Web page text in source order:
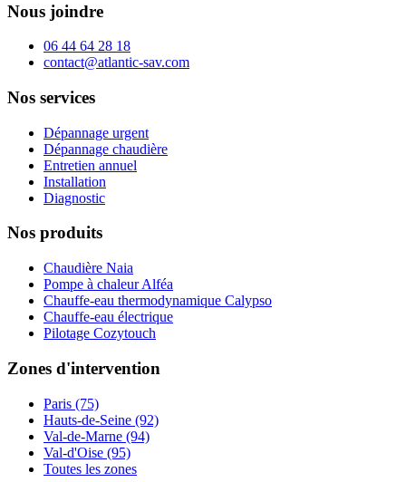
Nous joindre
06 44 64 28 18
contact@atlantic-sav.com
Nos services
Dépannage urgent
Dépannage chaudière
Entretien annuel
Installation
Diagnostic
Nos produits
Chaudière Naia
Pompe à chaleur Alféa
Chauffe-eau thermodynamique Calypso
Chauffe-eau électrique
Pilotage Cozytouch
Zones d'intervention
Paris (75)
Hauts-de-Seine (92)
Val-de-Marne (94)
Val-d'Oise (95)
Toutes les zones